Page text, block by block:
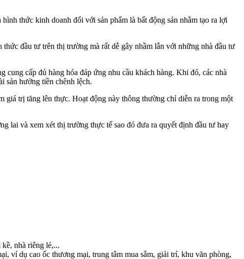
thức kinh doanh đối với sản phẩm là bất động sản nhằm tạo ra lợi
đầu tư trên thị trường mà rất dễ gây nhầm lẫn với những nhà đầu tư
cấp đủ hàng hóa đáp ứng nhu cầu khách hàng. Khi đó, các nhà
sản hưởng tiền chênh lệch.
giá trị tăng lên thực. Hoạt động này thông thường chỉ diễn ra trong một
lai và xem xét thị trường thực tế sao đó đưa ra quyết định đầu tư hay
nhà riêng lẻ,...
ví dụ cao ốc thương mại, trung tâm mua sắm, giải trí, khu văn phòng,